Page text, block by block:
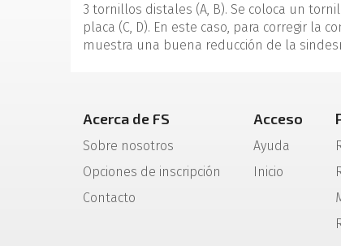
3 tornillos distales (A, B). Se coloca un
placa (C, D). En este caso, para corregir
muestra una buena reducción de la
Acerca de FS
Sobre nosotros
Opciones de inscripción
Contacto
Acceso
Ayuda
Inicio